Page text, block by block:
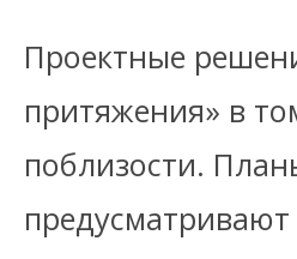
Проектные
притяжения» в
поблизости.